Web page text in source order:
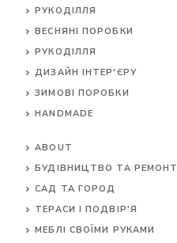
РУКОДІЛЛЯ
ВЕСНЯНІ ПОРОБКИ
РУКОДІЛЛЯ
ДИЗАЙН ІНТЕР'ЄРУ
ЗИМОВІ ПОРОБКИ
HANDMADE
ABOUT
БУДІВНИЦТВО ТА РЕМОНТ
САД ТА ГОРОД
ТЕРАСИ І ПОДВІР'Я
МЕБЛІ СВОЇМИ РУКАМИ